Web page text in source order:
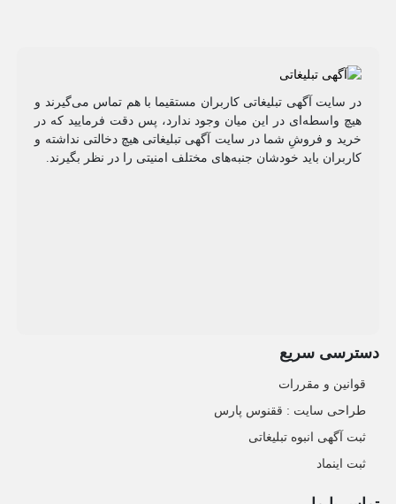
در سایت آگهی تبلیغاتی کاربران مستقیما با هم تماس می‌گیرند و
هیچ واسطه‌ای در این میان وجود ندارد، پس دقت فرمایید که در
خرید و فروشِ شما در سایت آگهی تبلیغاتی هیچ دخالتی نداشته و
کاربران باید خودشان جنبه‌های مختلف امنیتی را در نظر بگیرند.
دسترسی سریع
قوانین و مقررات
طراحی سایت : ققنوس پارس
ثبت آگهی انبوه تبلیغاتی
ثبت اینماد